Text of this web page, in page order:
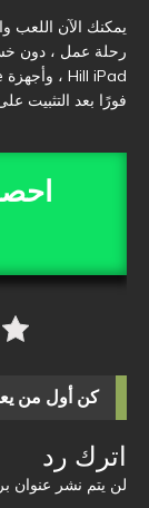
يمكنك الآن
فورًا بعد التثبيت
كن أول من
اترك رد
لن يتم نشر عنوان